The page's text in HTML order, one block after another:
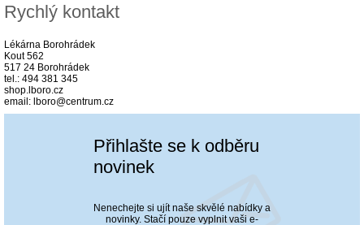
Rychlý kontakt
Lékárna Borohrádek
Kout 562
517 24 Borohrádek
tel.: 494 381 345
shop.lboro.cz
email: lboro@centrum.cz
Přihlašte se k odběru
novinek
Nenechejte si ujít naše skvělé nabídky a
novinky. Stačí pouze vyplnit vaši e-